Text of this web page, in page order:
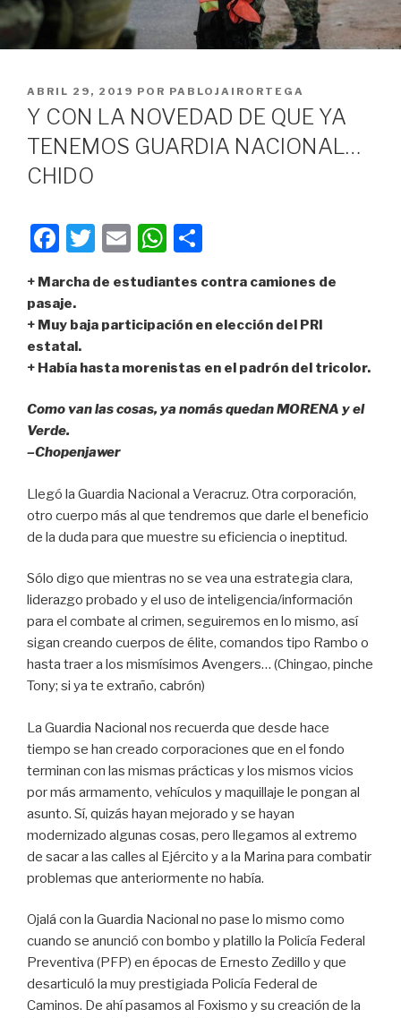
PUBLICADO
EN
ABRIL 29, 2019 POR PABLOJAIRORTEGA
Y CON LA NOVEDAD DE QUE YA
TENEMOS GUARDIA NACIONAL…
CHIDO
F
c
e
b
o
o
k
T
tt
er
E
ail
W
at
s
p
p
m
p
tir
+ Marcha de estudiantes contra camiones de
pasaje.
+ Muy baja participación en elección del PRI
estatal.
+ Había hasta morenistas en el padrón del tricolor.
Como van las cosas, ya nomás quedan MORENA y el
Verde.
–Chopenjawer
Llegó la Guardia Nacional a Veracruz. Otra corporación,
otro cuerpo más al que tendremos que darle el beneficio
de la duda para que muestre su eficiencia o ineptitud.
Sólo digo que mientras no se vea una estrategia clara,
liderazgo probado y el uso de inteligencia/información
para el combate al crimen, seguiremos en lo mismo, así
sigan creando cuerpos de élite, comandos tipo Rambo o
hasta traer a los mismísimos Avengers… (Chingao, pinche
Tony; si ya te extraño, cabrón)
La Guardia Nacional nos recuerda que desde hace
tiempo se han creado corporaciones que en el fondo
terminan con las mismas prácticas y los mismos vicios
por más armamento, vehículos y maquillaje le pongan al
asunto. Sí, quizás hayan mejorado y se hayan
modernizado algunas cosas, pero llegamos al extremo
de sacar a las calles al Ejército y a la Marina para combatir
problemas que anteriormente no había.
Ojalá con la Guardia Nacional no pase lo mismo como
cuando se anunció con bombo y platillo la Policía Federal
Preventiva (PFP) en épocas de Ernesto Zedillo y que
desarticuló la muy prestigiada Policía Federal de
Caminos. De ahí pasamos al Foxismo y su creación de la